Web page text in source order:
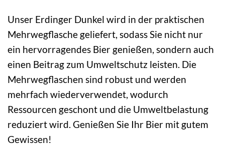
Unser Erdinger Dunkel wird in der praktischen
Mehrwegflasche geliefert, sodass Sie nicht nur
ein hervorragendes Bier genießen, sondern auch
einen Beitrag zum Umweltschutz leisten. Die
Mehrwegflaschen sind robust und werden
mehrfach wiederverwendet, wodurch
Ressourcen geschont und die Umweltbelastung
reduziert wird. Genießen Sie Ihr Bier mit gutem
Gewissen!